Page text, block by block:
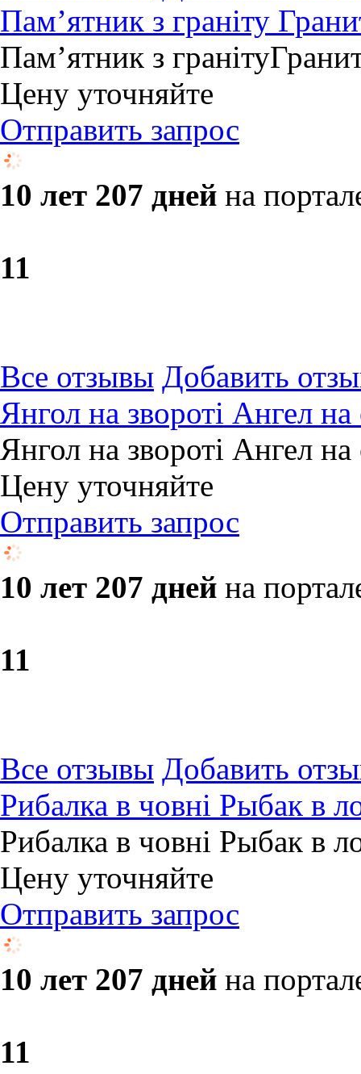
Пам’ятник з граніту
Пам’ятник з граніту
Цену уточняйте
Отправить запрос
10 лет 207 дней на
11
Все отзывы Добавить
Янгол на звороті Ангел
Янгол на звороті Ангел
Цену уточняйте
Отправить запрос
10 лет 207 дней на
11
Все отзывы Добавить
Рибалка в човні Рыбак в
Рибалка в човні Рыбак в
Цену уточняйте
Отправить запрос
10 лет 207 дней на
11